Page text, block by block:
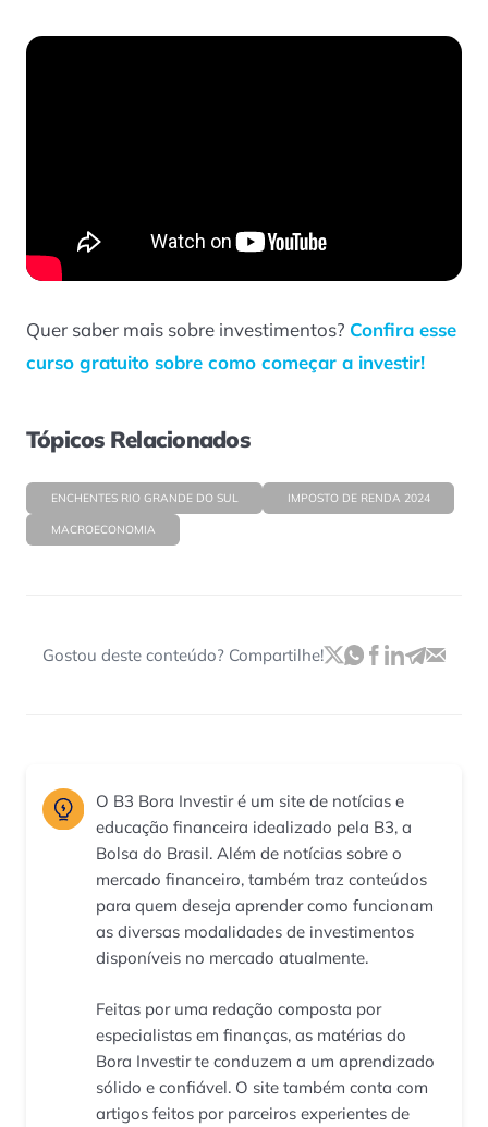
Quer saber mais sobre investimentos? Confira esse
curso gratuito sobre como começar a investir!
Tópicos Relacionados
ENCHENTES RIO GRANDE DO SUL IMPOSTO DE RENDA 2024
MACROECONOMIA
Gostou deste conteúdo? Compartilhe!
O B3 Bora Investir é um site de notícias e
educação financeira idealizado pela B3, a
Bolsa do Brasil. Além de notícias sobre o
mercado financeiro, também traz conteúdos
para quem deseja aprender como funcionam
as diversas modalidades de investimentos
disponíveis no mercado atualmente.
Feitas por uma redação composta por
especialistas em finanças, as matérias do
Bora Investir te conduzem a um aprendizado
sólido e confiável. O site também conta com
artigos feitos por parceiros experientes de